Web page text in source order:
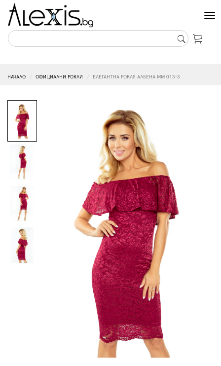
НАЧАЛО ОФИЦИАЛНИ РОКЛИ ЕЛЕГАНТНА РОКЛЯ АЛБЕНА MM 013-3